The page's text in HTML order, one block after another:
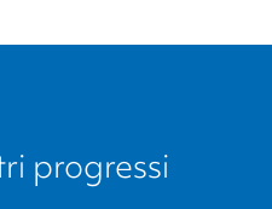
progressi